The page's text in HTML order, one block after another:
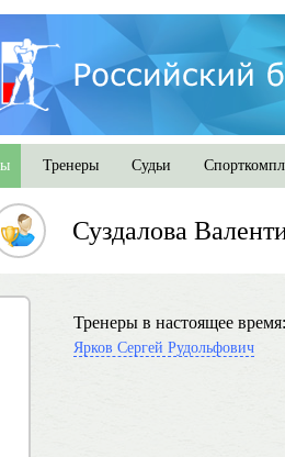
Тренеры Судьи
Суздалова
Тренеры в настоящее время:
Ярков Сергей Рудольфович